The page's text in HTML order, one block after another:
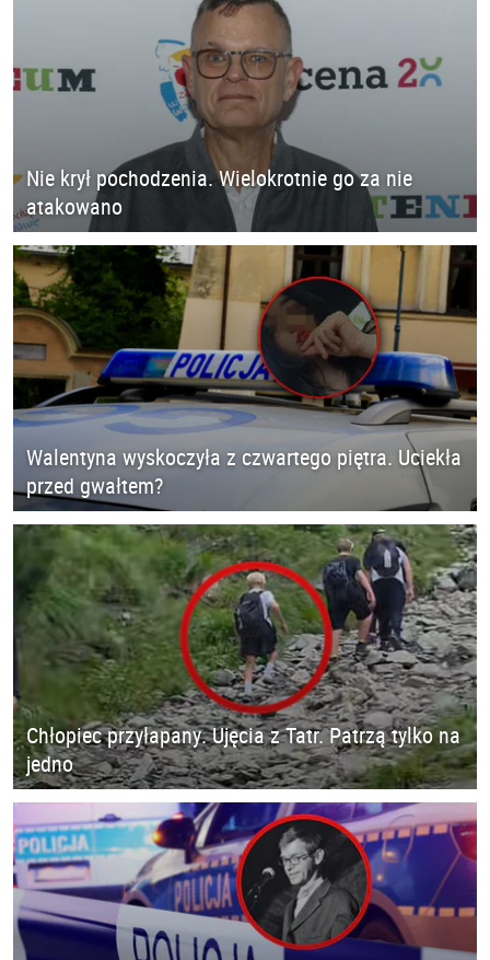
Nie krył pochodzenia. Wielokrotnie go za nie
atakowano
Walentyna wyskoczyła z czwartego piętra. Uciekła
przed gwałtem?
Chłopiec przyłapany. Ujęcia z Tatr. Patrzą tylko na
jedno